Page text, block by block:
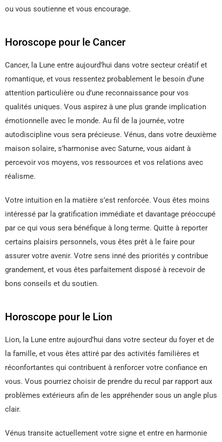
ou vous soutienne et vous encourage.
Horoscope pour le Cancer
Cancer, la Lune entre aujourd’hui dans votre secteur créatif et
romantique, et vous ressentez probablement le besoin d’une
attention particulière ou d’une reconnaissance pour vos
qualités uniques. Vous aspirez à une plus grande implication
émotionnelle avec le monde. Au fil de la journée, votre
autodiscipline vous sera précieuse. Vénus, dans votre deuxième
maison solaire, s’harmonise avec Saturne, vous aidant à
percevoir vos moyens, vos ressources et vos relations avec
réalisme.
Votre intuition en la matière s’est renforcée. Vous êtes moins
intéressé par la gratification immédiate et davantage préoccupé
par ce qui vous sera bénéfique à long terme. Quitte à reporter
certains plaisirs personnels, vous êtes prêt à le faire pour
assurer votre avenir. Votre sens inné des priorités y contribue
grandement, et vous êtes parfaitement disposé à recevoir de
bons conseils et du soutien.
Horoscope pour le Lion
Lion, la Lune entre aujourd’hui dans votre secteur du foyer et de
la famille, et vous êtes attiré par des activités familières et
réconfortantes qui contribuent à renforcer votre confiance en
vous. Vous pourriez choisir de prendre du recul par rapport aux
problèmes extérieurs afin de les appréhender sous un angle plus
clair.
Vénus transite actuellement votre signe et entre en harmonie